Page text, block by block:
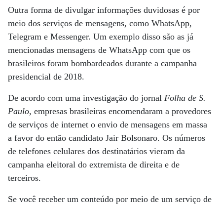
Outra forma de divulgar informações duvidosas é por
meio dos serviços de mensagens, como WhatsApp,
Telegram e Messenger. Um exemplo disso são as já
mencionadas mensagens de WhatsApp com que os
brasileiros foram bombardeados durante a campanha
presidencial de 2018.
De acordo com uma investigação do jornal Folha de S.
Paulo, empresas brasileiras encomendaram a provedores
de serviços de internet o envio de mensagens em massa
a favor do então candidato Jair Bolsonaro. Os números
de telefones celulares dos destinatários vieram da
campanha eleitoral do extremista de direita e de
terceiros.
Se você receber um conteúdo por meio de um serviço de